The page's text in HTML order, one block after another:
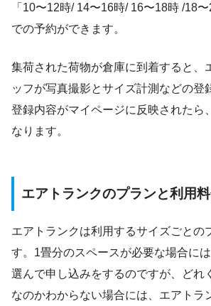
「10〜12時/ 14〜16時/ 16〜18時 /18
での予約ができます。
集荷された荷物が倉庫に到着すると、
ッフが写真撮影とサイズ計測などの登
登録内容がマイページに反映されたら
なります。
エアトランクのプランと利用
エアトランクは利用するサイズごとの
す。1畳分のスペースが必要な場合に
選んで申し込みをするのですが、どれ
なのかわからない場合には、エアトラ